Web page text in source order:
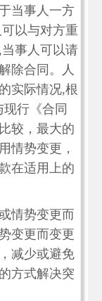
当事人一方
以与对方重
事人可以请
除合同。人
实际情况,根
行《合同
较，最大的
情势变更，
在适用上的
情势变更而
变更而变更
减少或避免
方式解决突